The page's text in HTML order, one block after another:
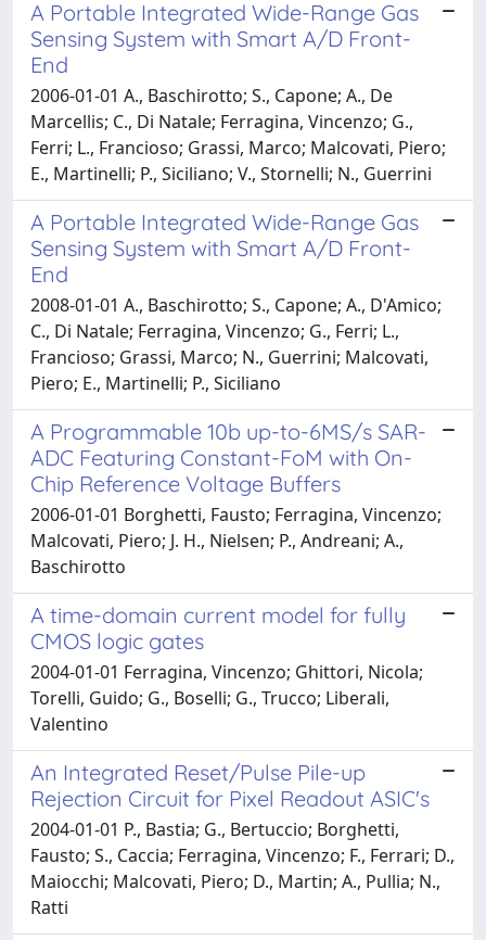
A Portable Integrated Wide-Range Gas
Sensing System with Smart A/D Front-
End
2006-01-01 A., Baschirotto; S., Capone; A., De
Marcellis; C., Di Natale; Ferragina, Vincenzo; G.,
Ferri; L., Francioso; Grassi, Marco; Malcovati, Piero;
E., Martinelli; P., Siciliano; V., Stornelli; N., Guerrini
A Portable Integrated Wide-Range Gas
Sensing System with Smart A/D Front-
End
2008-01-01 A., Baschirotto; S., Capone; A., D'Amico;
C., Di Natale; Ferragina, Vincenzo; G., Ferri; L.,
Francioso; Grassi, Marco; N., Guerrini; Malcovati,
Piero; E., Martinelli; P., Siciliano
A Programmable 10b up-to-6MS/s SAR-
ADC Featuring Constant-FoM with On-
Chip Reference Voltage Buffers
2006-01-01 Borghetti, Fausto; Ferragina, Vincenzo;
Malcovati, Piero; J. H., Nielsen; P., Andreani; A.,
Baschirotto
A time-domain current model for fully
CMOS logic gates
2004-01-01 Ferragina, Vincenzo; Ghittori, Nicola;
Torelli, Guido; G., Boselli; G., Trucco; Liberali,
Valentino
An Integrated Reset/Pulse Pile-up
Rejection Circuit for Pixel Readout ASIC's
2004-01-01 P., Bastia; G., Bertuccio; Borghetti,
Fausto; S., Caccia; Ferragina, Vincenzo; F., Ferrari; D.,
Maiocchi; Malcovati, Piero; D., Martin; A., Pullia; N.,
Ratti